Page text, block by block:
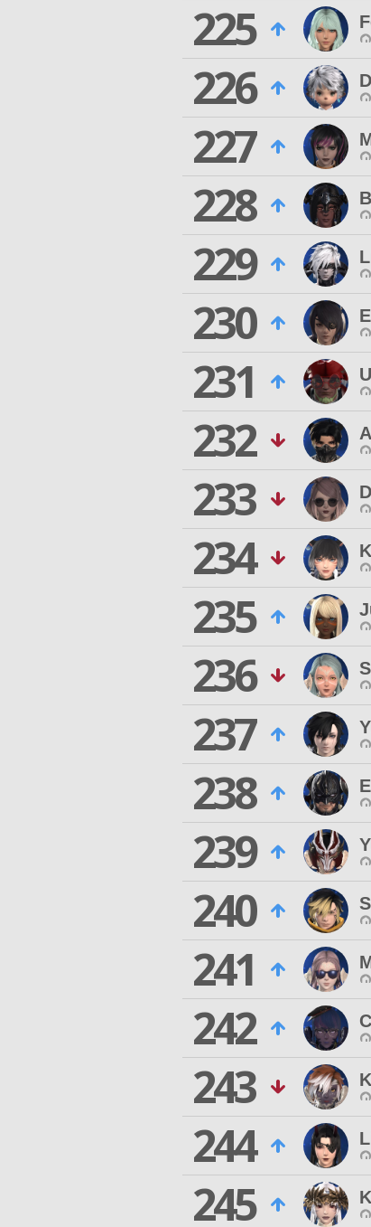
225
226
227
228
229
230
231
232
233
234
235
236
237
238
239
240
241
242
243
244
245